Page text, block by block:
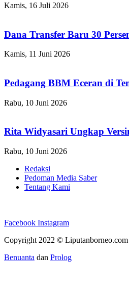
Kamis, 16 Juli 2026
Dana Transfer Baru 30
Kamis, 11 Juni 2026
Pedagang BBM Eceran di
Rabu, 10 Juni 2026
Rita Widyasari Ungkap
Rabu, 10 Juni 2026
Redaksi
Pedoman Media Saber
Tentang Kami
Facebook Instagram
Copyright 2022 © Liputanborneo.com
Benuanta dan Prolog